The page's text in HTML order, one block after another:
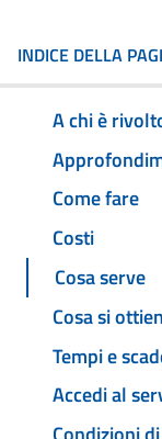
INDICE DELLA
A chi è
Come fare
Costi
Cosa serve
Cosa si
Tempi e
Accedi al